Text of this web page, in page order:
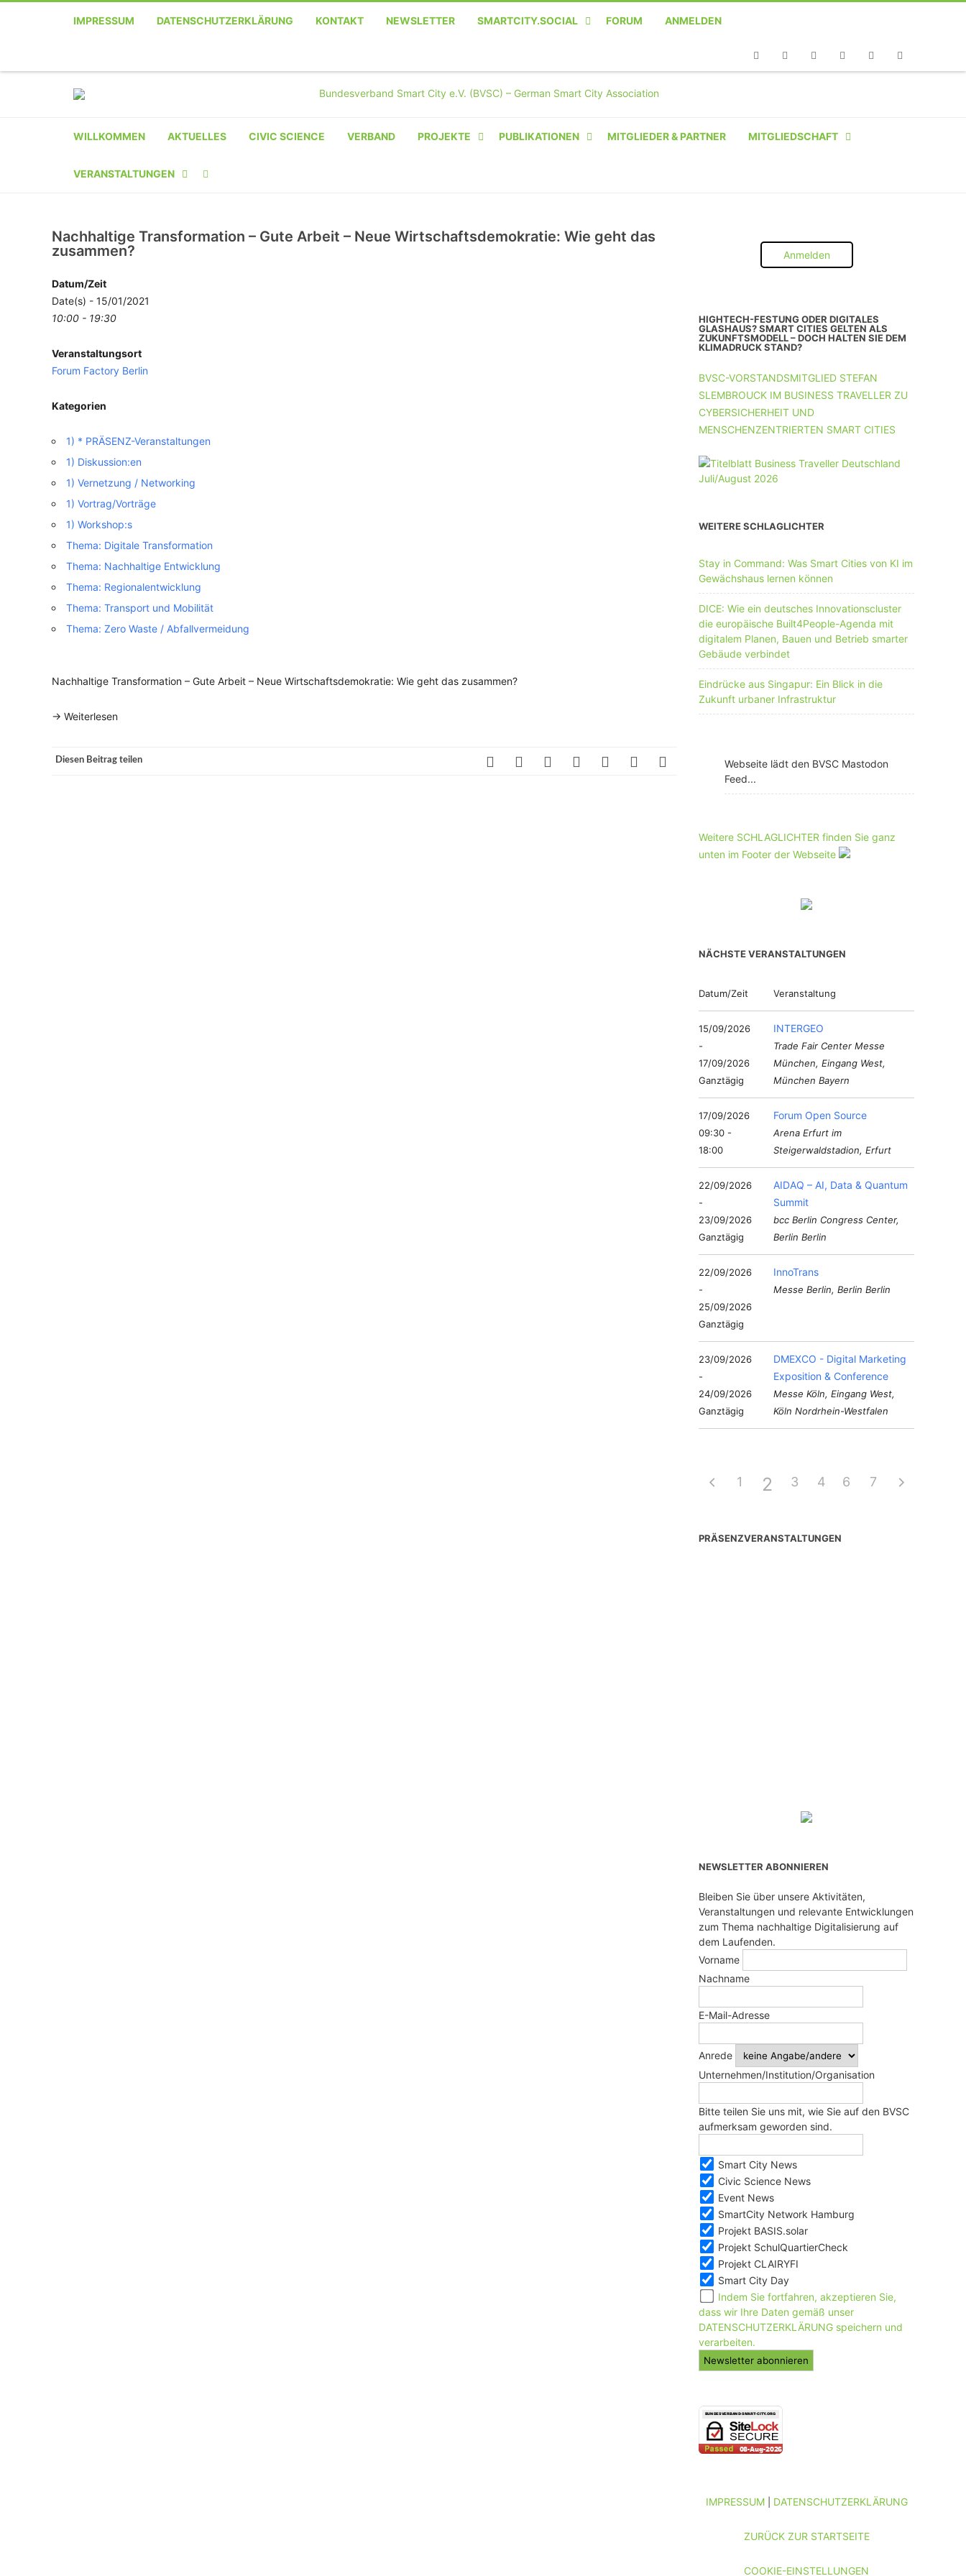
IMPRESSUM DATENSCHUTZERKLÄRUNG KONTAKT NEWSLETTER SMARTCITY.SOCIAL FORUM ANMELDEN
WILLKOMMEN AKTUELLES CIVIC SCIENCE VERBAND PROJEKTE
CLAIRYFI-INDOORS: SMART
PUBLIKATIONEN MITGLIEDER & PARTNER MITGLIEDSCHAFT
INSTITUTION
UNTERNEHMEN MIT 11-50 MA
VERANSTALTUNGEN
VERANSTALTER-
VERANSTALTUNG
EINREICHEN
VERANSTALTUNGSORTE
Nachhaltige Transformation – Gute Arbeit – Neue Wirtschaftsdemokratie: Wie geht das
zusammen?
Datum/Zeit
Date(s) - 15/01/2021
10:00 - 19:30
Veranstaltungsort
Forum Factory Berlin
Kategorien
1) * PRÄSENZ-Veranstaltungen
1) Diskussion:en
1) Vernetzung / Networking
1) Vortrag/Vorträge
1) Workshop:s
Thema: Digitale Transformation
Thema: Nachhaltige Entwicklung
Thema: Regionalentwicklung
Thema: Transport und Mobilität
Thema: Zero Waste / Abfallvermeidung
Nachhaltige Transformation – Gute Arbeit – Neue Wirtschaftsdemokratie: Wie geht das zusammen?
-> Weiterlesen
Diesen Beitrag teilen
Anmelden
HIGHTECH-FESTUNG ODER DIGITALES
GLASHAUS? SMART CITIES GELTEN ALS
ZUKUNFTSMODELL – DOCH HALTEN SIE DEM
KLIMADRUCK STAND?
BVSC-VORSTANDSMITGLIED STEFAN
SLEMBROUCK IM BUSINESS TRAVELLER ZU
CYBERSICHERHEIT UND
MENSCHENZENTRIERTEN SMART CITIES
WEITERE SCHLAGLICHTER
Stay in Command: Was Smart Cities von KI im
Gewächshaus lernen können
DICE: Wie ein deutsches Innovationscluster
die europäische Built4People-Agenda mit
digitalem Planen, Bauen und Betrieb smarter
Gebäude verbindet
Eindrücke aus Singapur: Ein Blick in die
Zukunft urbaner Infrastruktur
Webseite lädt den BVSC Mastodon
Feed...
Weitere SCHLAGLICHTER finden Sie ganz
unten im Footer der Webseite
NÄCHSTE VERANSTALTUNGEN
Datum/Zeit Veranstaltung
15/09/2026
-
17/09/2026
Ganztägig
INTERGEO
Trade Fair Center Messe
München, Eingang West,
München Bayern
17/09/2026
09:30 -
18:00
Forum Open Source
Arena Erfurt im
Steigerwaldstadion, Erfurt
22/09/2026
-
23/09/2026
Ganztägig
AIDAQ – AI, Data & Quantum
Summit
bcc Berlin Congress Center,
Berlin Berlin
22/09/2026
-
25/09/2026
Ganztägig
InnoTrans
Messe Berlin, Berlin Berlin
23/09/2026
-
24/09/2026
Ganztägig
DMEXCO - Digital Marketing
Exposition & Conference
Messe Köln, Eingang West,
Köln Nordrhein-Westfalen
1 2 3 4 5
6 7
PRÄSENZVERANSTALTUNGEN
NEWSLETTER ABONNIEREN
Bleiben Sie über unsere Aktivitäten,
Veranstaltungen und relevante Entwicklungen
zum Thema nachhaltige Digitalisierung auf
dem Laufenden.
Vorname
Nachname
E-Mail-Adresse
Anrede
Unternehmen/Institution/Organisation
Bitte teilen Sie uns mit, wie Sie auf den BVSC
aufmerksam geworden sind.
Smart City News
Civic Science News
Event News
SmartCity Network Hamburg
Projekt BASIS.solar
Projekt SchulQuartierCheck
Projekt CLAIRYFI
Smart City Day
Indem Sie fortfahren, akzeptieren Sie,
dass wir Ihre Daten gemäß unser
DATENSCHUTZERKLÄRUNG speichern und
verarbeiten.
IMPRESSUM| DATENSCHUTZERKLÄRUNG
ZURÜCK ZUR STARTSEITE
COOKIE-EINSTELLUNGEN